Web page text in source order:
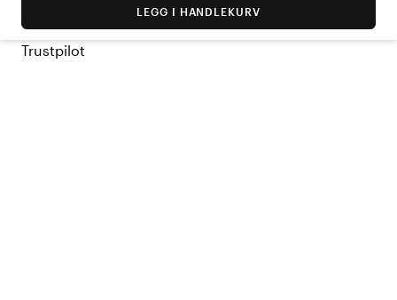
LEGG I HANDLEKURV
Trustpilot